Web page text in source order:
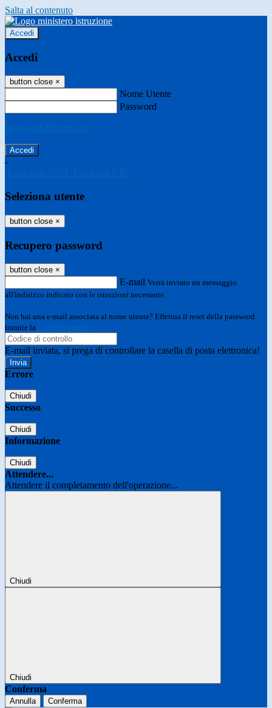
Salta al contenuto
Accedi
Accedi
button close ×
Nome Utente
Password
-
Seleziona utente
button close ×
Recupero password
button close ×
E-mail Verrà inviato un messaggio
all'indirizzo indicato con le istruzioni necessarie.
Non hai una e-mail associata al nome utente? Effettua il reset della password
tramite la
E-mail inviata, si prega di controllare la casella di posta elettronica!
Errore
Chiudi
Successo
Chiudi
Informazione
Chiudi
Attendere...
Attendere il completamento dell'operazione...
Chiudi
Chiudi
Conferma
Annulla Conferma